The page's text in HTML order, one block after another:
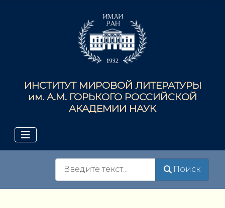
ИНСТИТУТ МИРОВОЙ ЛИТЕРАТУРЫ
им. А.М. ГОРЬКОГО РОССИЙСКОЙ
АКАДЕМИИ НАУК
Поиск